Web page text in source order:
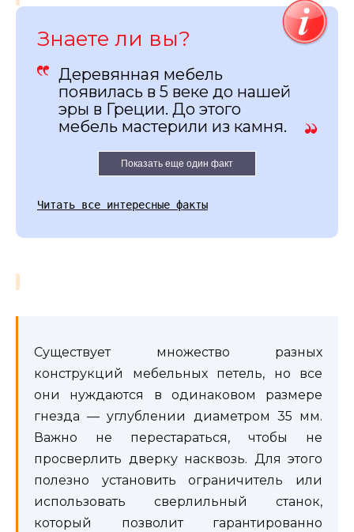
Знаете ли вы?
Деревянная мебель
появилась в 5 веке до нашей
эры в Греции. До этого
мебель мастерили из камня.
Показать еще один факт
Читать все интересные факты
Существует множество разных
конструкций мебельных петель, но все
они нуждаются в одинаковом размере
гнезда — углублении диаметром 35 мм.
Важно не перестараться, чтобы не
просверлить дверку насквозь. Для этого
полезно установить ограничитель или
использовать сверлильный станок,
который позволит гарантированно